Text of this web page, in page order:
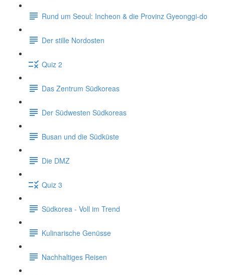
Rund um Seoul: Incheon & die Provinz Gyeonggi-do
Der stille Nordosten
Quiz 2
Das Zentrum Südkoreas
Der Südwesten Südkoreas
Busan und die Südküste
Die DMZ
Quiz 3
Südkorea - Voll im Trend
Kulinarische Genüsse
Nachhaltiges Reisen